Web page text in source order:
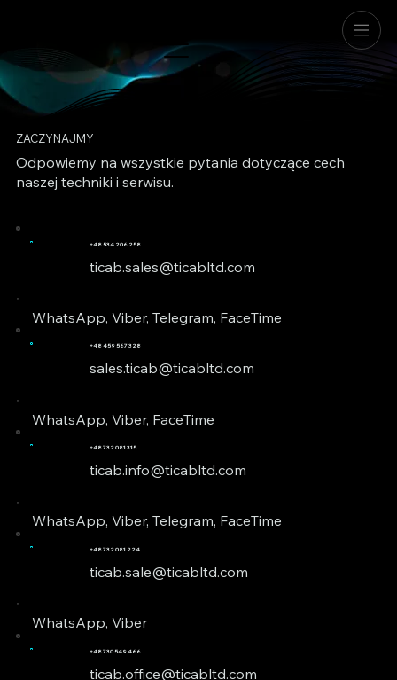
ZACZYNAJMY
Odpowiemy na wszystkie pytania dotyczące cech
naszej techniki i serwisu.
+48 534 206 258
ticab.sales@ticabltd.com
WhatsApp, Viber, Telegram, FaceTime
+48 459 567 328
sales.ticab@ticabltd.com
WhatsApp, Viber, FaceTime
+48 732 081 315
ticab.info@ticabltd.com
WhatsApp, Viber, Telegram, FaceTime
+48 732 081 224
ticab.sale@ticabltd.com
WhatsApp, Viber
+48 730 549 466
ticab.office@ticabltd.com